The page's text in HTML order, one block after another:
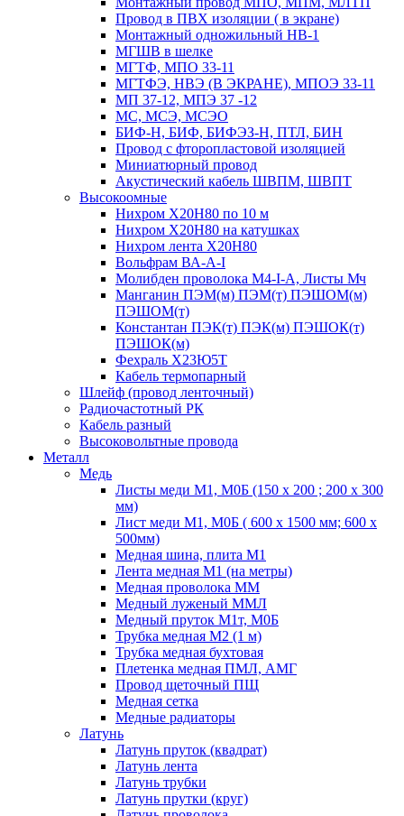
Провод в ПВХ изоляции ( в экране)
Монтажный одножильный HB-1
МГШВ в шелке
МГТФ, МПО 33-11
МГТФЭ, НВЭ (В ЭКРАНЕ), МПОЭ 33-11
МП 37-12, МПЭ 37 -12
МС, МСЭ, МСЭО
БИФ-Н, БИФ, БИФЭЗ-Н, ПТЛ, БИН
Провод с фторопластовой изоляцией
Миниатюрный провод
Акустический кабель ШВПМ, ШВПТ
Высокоомные
Нихром Х20Н80 по 10 м
Нихром Х20Н80 на катушках
Нихром лента Х20Н80
Вольфрам ВА-А-I
Молибден проволока М4-I-А, Листы Мч
Манганин ПЭМ(м) ПЭМ(т) ПЭШОМ(м)
ПЭШОМ(т)
Константан ПЭК(т) ПЭК(м) ПЭШОК(т)
ПЭШОК(м)
Фехраль Х23Ю5Т
Кабель термопарный
Шлейф (провод ленточный)
Радиочастотный РК
Кабель разный
Высоковольтные провода
Металл
Медь
Листы меди М1, М0Б (150 х 200 ; 200 х 300
мм)
Лист меди М1, М0Б ( 600 х 1500 мм; 600 х
500мм)
Медная шина, плита М1
Лента медная М1 (на метры)
Медная проволока ММ
Медный луженый ММЛ
Медный пруток М1т, М0Б
Трубка медная М2 (1 м)
Трубка медная бухтовая
Плетенка медная ПМЛ, АМГ
Провод щеточный ПЩ
Медная сетка
Медные радиаторы
Латунь
Латунь пруток (квадрат)
Латунь лента
Латунь трубки
Латунь прутки (круг)